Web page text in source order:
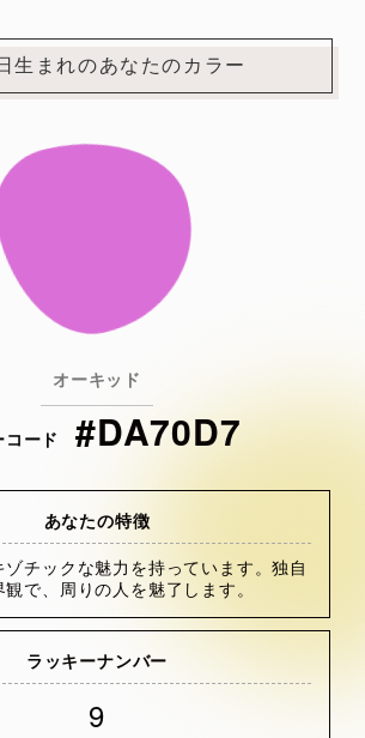
生まれのあなたのカラー
オーキッド
ード #DA70D7
あなたの特徴
チックな魅力を持っています。独自
で、周りの人を魅了します。
ラッキーナンバー
9